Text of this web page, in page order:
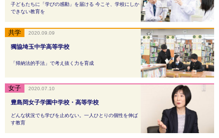
子どもたちに「学びの感動」を届ける 今こそ、学校にしか
できない教育を
獨協埼玉中学高等学校
「帰納法的手法」で考え抜く力を育成
2020.09.09
豊島岡女子学園中学校・高等学校
どんな状況でも学びを止めない。一人ひとりの個性を伸ば
す教育
2020.07.10